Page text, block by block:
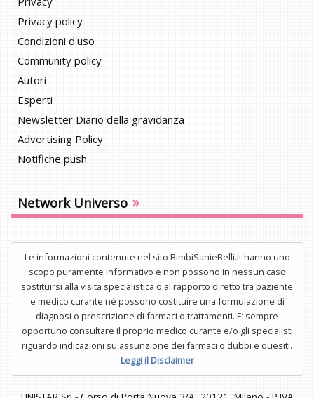
Privacy policy
Condizioni d'uso
Community policy
Autori
Esperti
Newsletter Diario della gravidanza
Advertising Policy
Notifiche push
Network Universo »
Le informazioni contenute nel sito BimbiSanieBelli.it hanno uno
scopo puramente informativo e non possono in nessun caso
sostituirsi alla visita specialistica o al rapporto diretto tra paziente
e medico curante né possono costituire una formulazione di
diagnosi o prescrizione di farmaci o trattamenti. E’ sempre
opportuno consultare il proprio medico curante e/o gli specialisti
riguardo indicazioni su assunzione dei farmaci o dubbi e quesiti.
Leggi il Disclaimer